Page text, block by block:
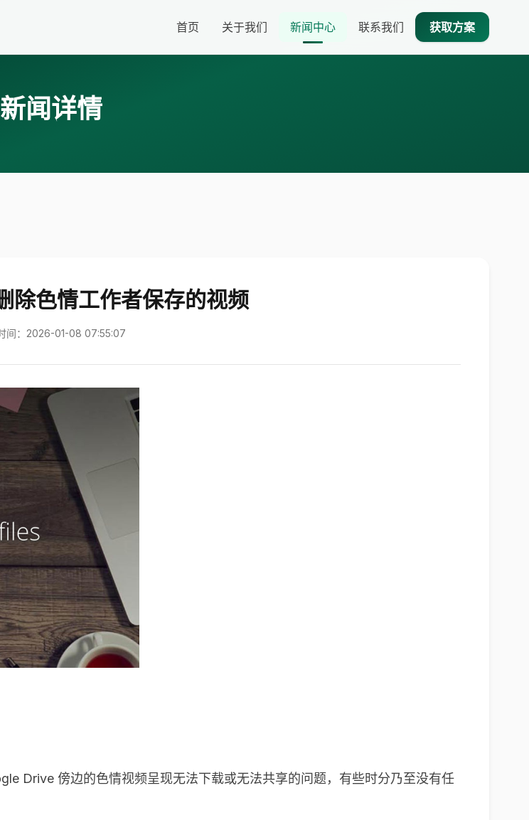
首页 关于我们 新闻中心 联系我们 获取方案
新闻详情
除色情工作者保存的视频
间：2026-01-08 07:55:07
Drive 傍边的色情视频呈现无法下载或无法共享的问题，有些时分乃至没有任